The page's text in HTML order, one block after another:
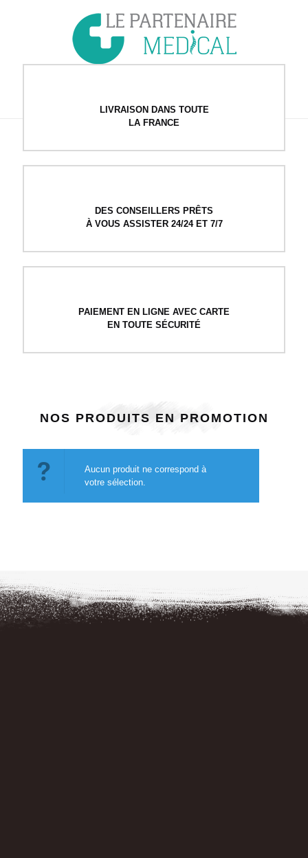
LIVRAISON DANS TOUTE
LA FRANCE
DES CONSEILLERS PRÊTS
À VOUS ASSISTER 24/24 ET 7/7
PAIEMENT EN LIGNE AVEC CARTE
EN TOUTE SÉCURITÉ
NOS PRODUITS EN PROMOTION
Aucun produit ne correspond à
votre sélection.